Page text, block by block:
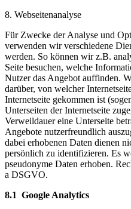
8. Webseitenanalyse
Für Zwecke der Analyse und
verwenden wir verschiedene
werden. So können wir z.B.
Seite besuchen, welche
Nutzer das Angebot auffinden.
darüber, von welcher
Internetseite gekommen ist
Unterseiten der Internetseite
Verweildauer eine Unterseite
Angebote nutzerfreundlich
dabei erhobenen Daten dienen
persönlich zu identifizieren. Es
pseudonyme Daten erhoben.
a DSGVO.
8.1 Google Analytics